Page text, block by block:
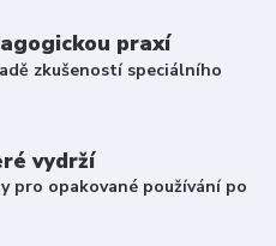
praxí
zkušeností speciálního
vydrží
pro opakované používání po